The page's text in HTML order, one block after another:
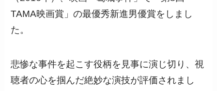
TAMA映画賞」の最優秀新進男優賞をしまし
た。
悲惨な事件を起こす役柄を見事に演じ切り、視
聴者の心を掴んだ絶妙な演技が評価されまし